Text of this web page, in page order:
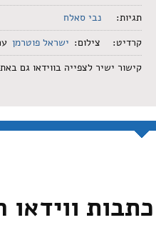
תגיות:
נבי סאלח
קרדיט:
צילום: ישראל פוטרמן
קישור ישיר לצפייה בווידאו גם
כתבות